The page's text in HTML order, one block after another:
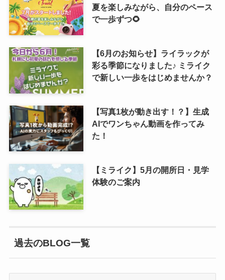
夏を楽しみながら、自分のペース
で一歩ずつ🌻
【6月のお知らせ】ライラックが
彩る季節になりました♪ ミライク
で新しい一歩をはじめませんか？
【写真1枚が動き出す！？】生成
AIでワンちゃん動画を作ってみ
た！
【ミライク】5月の開所日・見学
体験のご案内
過去のBLOG一覧